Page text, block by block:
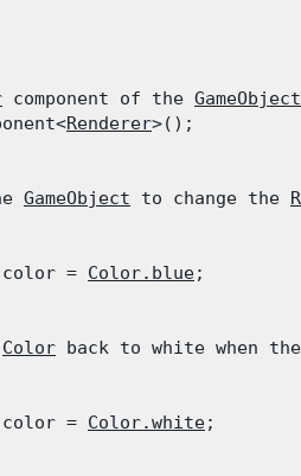
component of the GameObject
Renderer>();
GameObject to change the
=
Color.blue;
Color back to white when
=
Color.white;